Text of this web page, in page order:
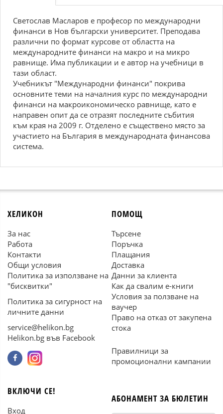
Светослав Масларов е професор по международни
финанси в Нов български университет. Преподава
различни по формат курсове от областта на
международните финанси на макро и на микро
равнище. Има публикации и е автор на учебници в
тази област.
Учебникът "Международни финанси" покрива
основните теми на началния курс по международни
финанси на макроикономическо равнище, като е
направен опит да се отразят последните събития
към края на 2009 г. Отделено е съществено място за
участието на България в международната финансова
система.
ХЕЛИКОН
За нас
Работа
Контакти
Общи условия
Политика за използване на
"бисквитки"
Политика за сигурност на
личните данни
service@helikon.bg
Helikon.bg във Facebook
ПОМОЩ
Търсене
Поръчка
Плащания
Доставка
Данни за клиента
Как да свалим е-книги
Условия за ползване на
ваучер
Право на отказ от закупена
стока
Правилници за
промоционални кампании
ВКЛЮЧИ СЕ!
Вход
АБОНАМЕНТ ЗА БЮЛЕТИН